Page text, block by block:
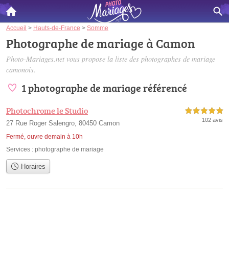
Accueil > Hauts-de-France > Somme
Photographe de mariage à Camon
Photo-Mariages.net vous propose la liste des photographes de mariage
camonois.
1 photographe de mariage référencé
Photochrome le Studio
27 Rue Roger Salengro, 80450 Camon
Fermé, ouvre demain à 10h
5,0 étoiles sur 5
102 avis
Services : photographe de mariage
Horaires